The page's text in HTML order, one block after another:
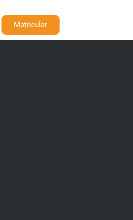
Matricular